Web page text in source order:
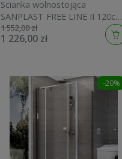
Scianka wolnostojąca
SANPLAST FREE LINE II 120cm.
Szkło W0, Glass Protect,
Srebrny Błyszczący
1 552,00 zł
1 226,00 zł
-20%